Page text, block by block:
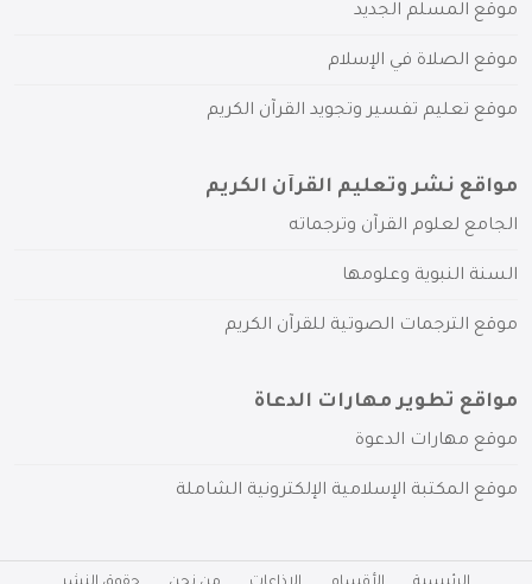
موقع المسلم الجديد
موقع الصلاة في الإسلام
موقع تعليم تفسير وتجويد القرآن الكريم
مواقع نشر وتعليم القرآن الكريم
الجامع لعلوم القرآن وترجماته
السنة النبوية وعلومها
موقع الترجمات الصوتية للقرآن الكريم
مواقع تطوير مهارات الدعاة
موقع مهارات الدعوة
موقع المكتبة الإسلامية الإلكترونية الشاملة